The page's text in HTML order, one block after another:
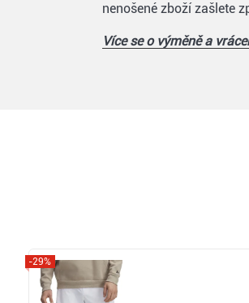
nenošené zboží zašlete
Více se o výměně a
-29%